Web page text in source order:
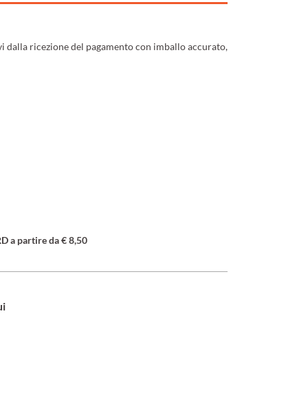
ricezione del pagamento con imballo accurato,
a partire da € 8,50